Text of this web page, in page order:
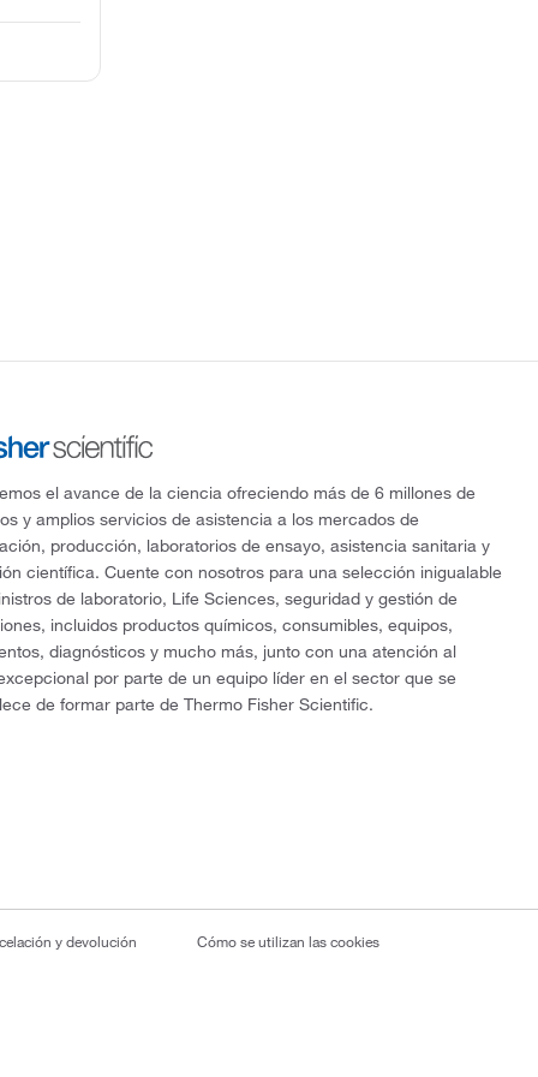
el avance de la ciencia ofreciendo más de 6 millones de
y amplios servicios de asistencia a los mercados de
producción, laboratorios de ensayo, asistencia sanitaria y
científica. Cuente con nosotros para una selección inigualable
de laboratorio, Life Sciences, seguridad y gestión de
incluidos productos químicos, consumibles, equipos,
diagnósticos y mucho más, junto con una atención al
por parte de un equipo líder en el sector que se
de formar parte de Thermo Fisher Scientific.
y devolución Cómo se utilizan las cookies